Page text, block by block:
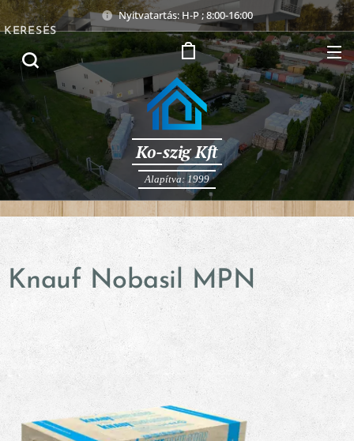
Nyitvatartás: H-P ; 8:00-16:00
Ko-szig Kft
Alapítva: 1999
KERESÉS
Knauf Nobasil MPN